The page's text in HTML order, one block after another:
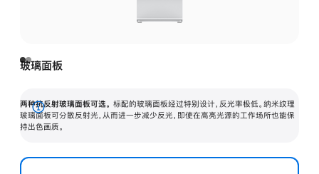
玻璃面板
两种抗反射玻璃面板可选。 标配的玻璃面板经过特别设计，反光率极低。纳米纹理
玻璃面板可分散反射光，从而进一步减少反光，即使在高亮光源的工作场所也能保
持出色画质。
展
开